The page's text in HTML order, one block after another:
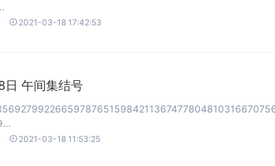
 2021-03-18 17:42:53
日 午间集结号
 2021-03-18 11:53:25